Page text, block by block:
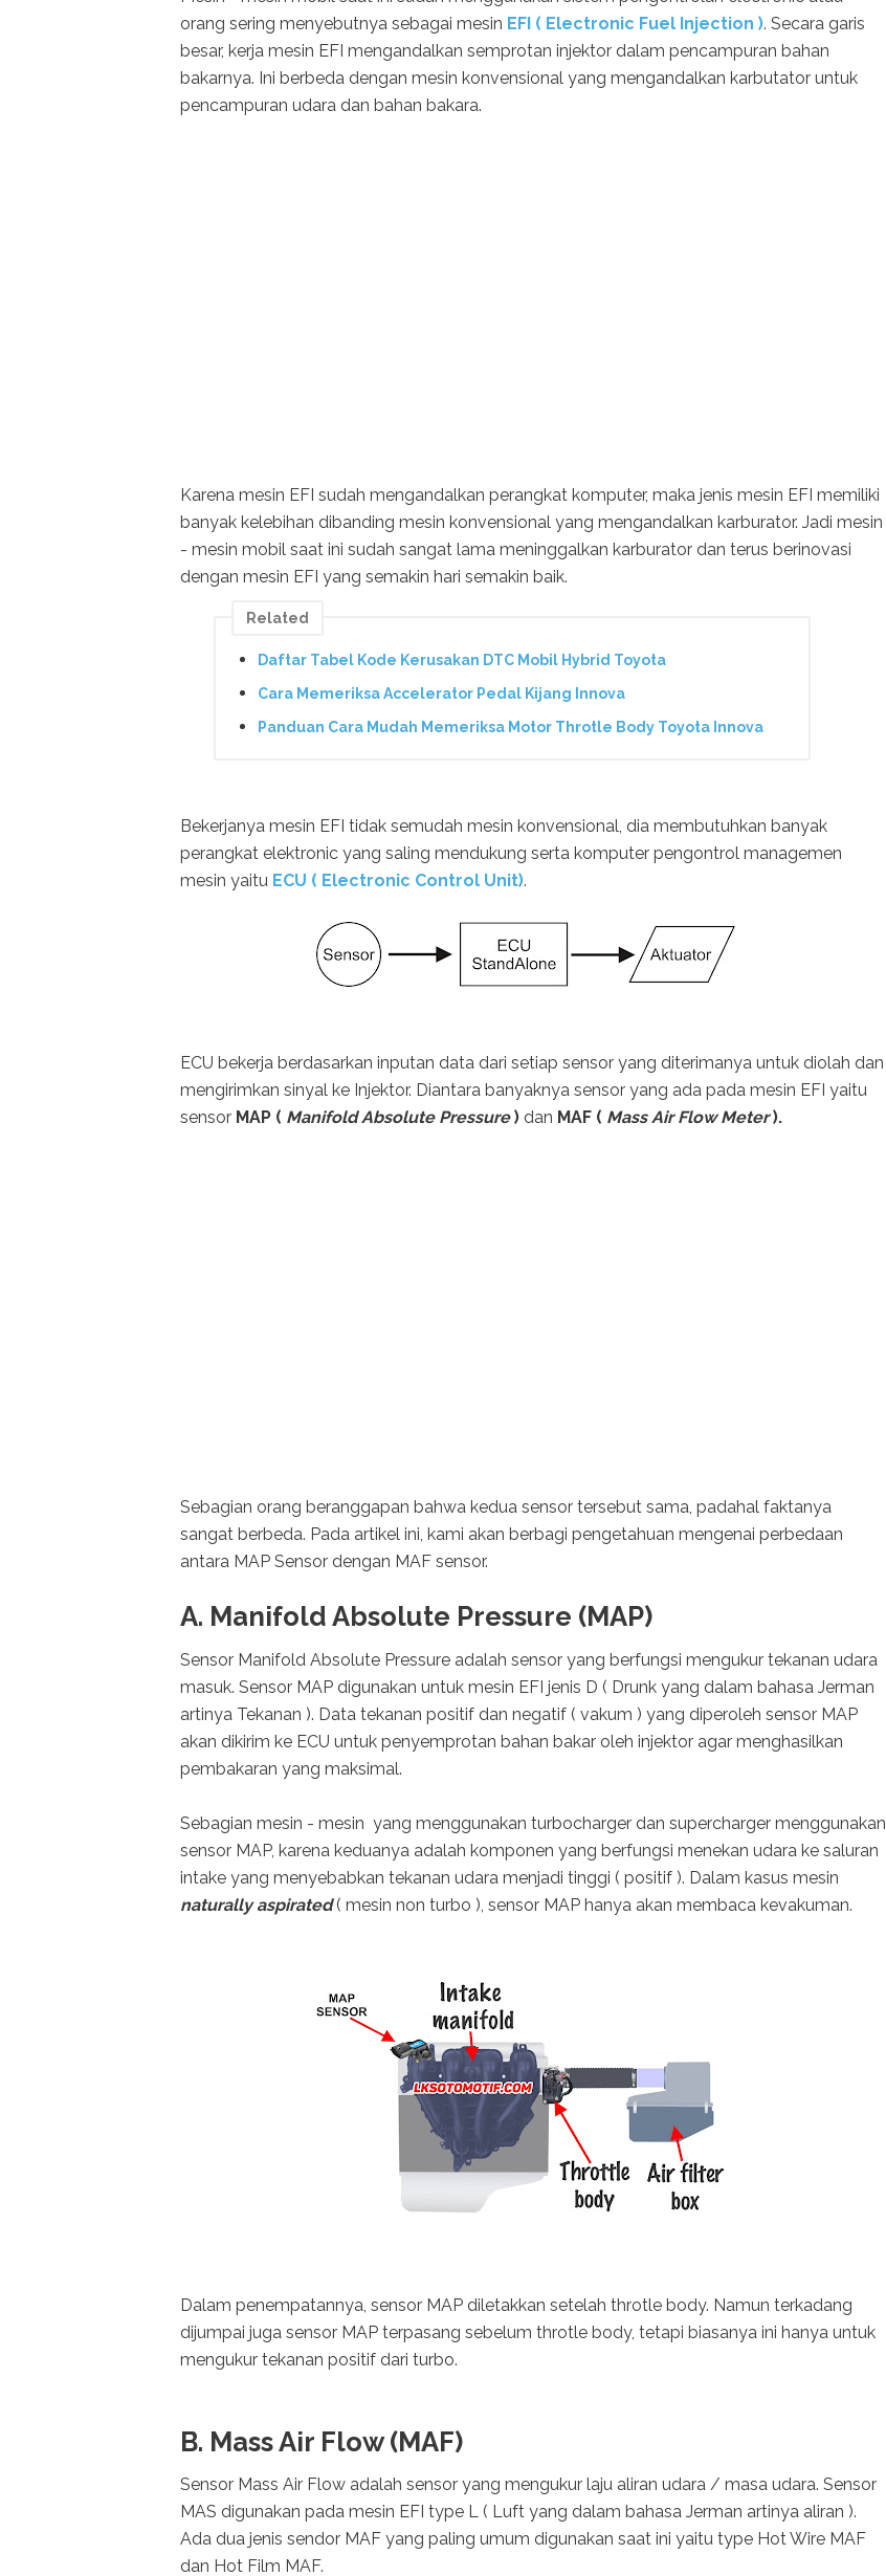
orang sering menyebutnya sebagai mesin EFI ( Electronic Fuel Injection ). Secara garis
besar, kerja mesin EFI mengandalkan semprotan injektor dalam pencampuran bahan
bakarnya. Ini berbeda dengan mesin konvensional yang mengandalkan karbutator untuk
pencampuran udara dan bahan bakara.
Karena mesin EFI sudah mengandalkan perangkat komputer, maka jenis mesin EFI memiliki
banyak kelebihan dibanding mesin konvensional yang mengandalkan karburator. Jadi mesin
- mesin mobil saat ini sudah sangat lama meninggalkan karburator dan terus berinovasi
dengan mesin EFI yang semakin hari semakin baik.
Related
Daftar Tabel Kode Kerusakan DTC Mobil Hybrid Toyota
Cara Memeriksa Accelerator Pedal Kijang Innova
Panduan Cara Mudah Memeriksa Motor Throtle Body Toyota Innova
Bekerjanya mesin EFI tidak semudah mesin konvensional, dia membutuhkan banyak
perangkat elektronic yang saling mendukung serta komputer pengontrol managemen
mesin yaitu ECU ( Electronic Control Unit).
ECU bekerja berdasarkan inputan data dari setiap sensor yang diterimanya untuk diolah dan
mengirimkan sinyal ke Injektor. Diantara banyaknya sensor yang ada pada mesin EFI yaitu
sensor MAP ( Manifold Absolute Pressure) dan MAF ( Mass Air Flow Meter).
Sebagian orang beranggapan bahwa kedua sensor tersebut sama, padahal faktanya
sangat berbeda. Pada artikel ini, kami akan berbagi pengetahuan mengenai perbedaan
antara MAP Sensor dengan MAF sensor.
A. Manifold Absolute Pressure (MAP)
Sensor Manifold Absolute Pressure adalah sensor yang berfungsi mengukur tekanan udara
masuk. Sensor MAP digunakan untuk mesin EFI jenis D ( Drunk yang dalam bahasa Jerman
artinya Tekanan ). Data tekanan positif dan negatif ( vakum ) yang diperoleh sensor MAP
akan dikirim ke ECU untuk penyemprotan bahan bakar oleh injektor agar menghasilkan
pembakaran yang maksimal.
Sebagian mesin - mesin yang menggunakan turbocharger dan supercharger menggunakan
sensor MAP, karena keduanya adalah komponen yang berfungsi menekan udara ke saluran
intake yang menyebabkan tekanan udara menjadi tinggi ( positif ). Dalam kasus mesin
naturally aspirated( mesin non turbo ), sensor MAP hanya akan membaca kevakuman.
Dalam penempatannya, sensor MAP diletakkan setelah throtle body. Namun terkadang
dijumpai juga sensor MAP terpasang sebelum throtle body, tetapi biasanya ini hanya untuk
mengukur tekanan positif dari turbo.
B. Mass Air Flow (MAF)
Sensor Mass Air Flow adalah sensor yang mengukur laju aliran udara / masa udara. Sensor
MAS digunakan pada mesin EFI type L ( Luft yang dalam bahasa Jerman artinya aliran ).
Ada dua jenis sendor MAF yang paling umum digunakan saat ini yaitu type Hot Wire MAF
dan Hot Film MAF.